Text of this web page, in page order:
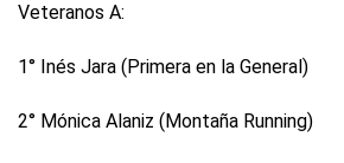
Veteranos A:
1° Inés Jara (Primera en la General)
2° Mónica Alaniz (Montaña Running)